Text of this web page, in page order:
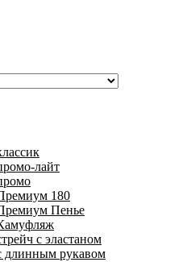
лайт
180
Пенье
с эластаном
длинным рукавом